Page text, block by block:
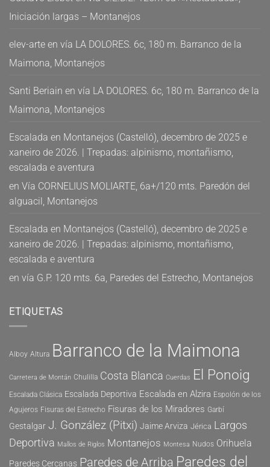
Iniciación largas – Montanejos
elev-arte en vía LA DOLORES. 6c, 180 m. Barranco de la
Maimona, Montanejos
Santi Beriain en vía LA DOLORES. 6c, 180 m. Barranco de la
Maimona, Montanejos
Escalada en Montanejos (Castelló), decembro de 2025 e
xaneiro de 2026. | Trepadas: alpinismo, montañismo,
escalada e aventura
en Vía CORNELIUS MOLIARTE, 6a+/120 mts. Paredón del
alguacil, Montanejos
Escalada en Montanejos (Castelló), decembro de 2025 e
xaneiro de 2026. | Trepadas: alpinismo, montañismo,
escalada e aventura
en vía G.P. 120 mts. 6a, Paredes del Estrecho, Montanejos
ETIQUETAS
Alboy Altura Barranco de la Maimona
Carretera de Montán Chulilla Costa Blanca Cuerdas El Ponoig
Escalada Clásica Escalada Deportiva Escalada en Alzira Espolón de los
Agujeros Fisuras del Estrecho Fisuras de los Miradores Garbí
Gestalgar J. González (Pitxi) Jaime Arviza Jérica Largos
Deportiva Mallos de Riglos Montanejos Montesa Nudos Orihuela
Paredes Cercanas Paredes de Arriba Paredes del